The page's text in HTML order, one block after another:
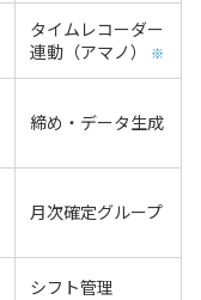
タイムレコーダー
連動（アマノ）
※
締め・データ生成
月次確定グループ
シフト管理